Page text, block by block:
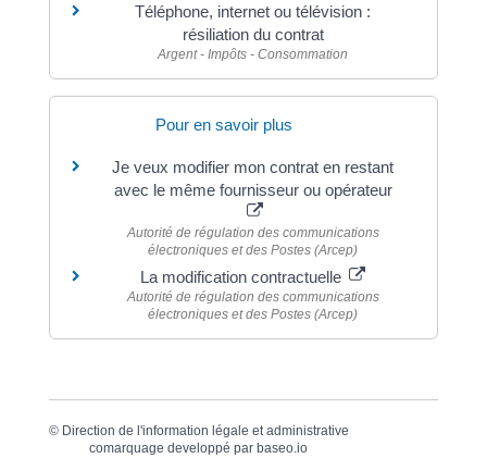
Téléphone, internet ou télévision :
résiliation du contrat
Argent - Impôts - Consommation
Pour en savoir plus
Je veux modifier mon contrat en restant
avec le même fournisseur ou opérateur
Autorité de régulation des communications
électroniques et des Postes (Arcep)
La modification contractuelle
Autorité de régulation des communications
électroniques et des Postes (Arcep)
© Direction de l'information légale et administrative
comarquage developpé par baseo.io